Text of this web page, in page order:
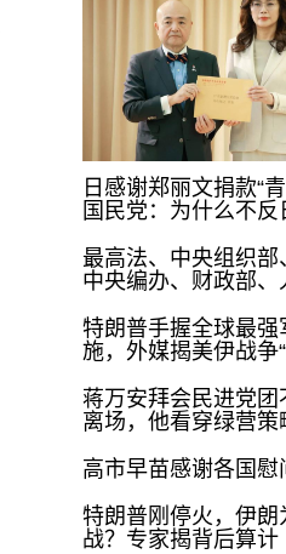
日感谢郑丽文捐款“
国民党：为什么不反
最高法、中央组织部
中央编办、财政部
特朗普手握全球最强
施，外媒揭美伊战争
蒋万安拜会民进党团
离场，他看穿绿营策
高市早苗感谢各国慰
特朗普刚停火，伊朗
战？专家揭背后算计